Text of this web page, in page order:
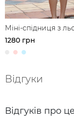
Міні-спідниця з
1280 грн
Відгуки
Відгуків про